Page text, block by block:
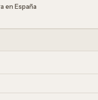
en España